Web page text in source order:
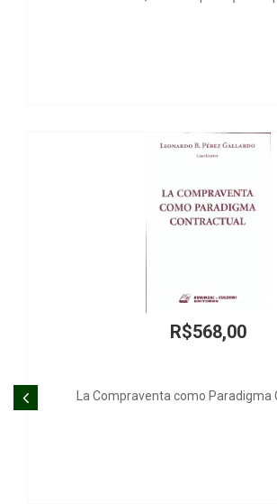
como Paradigma Contractual